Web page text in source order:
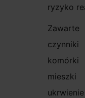
ryzyko
mieszki